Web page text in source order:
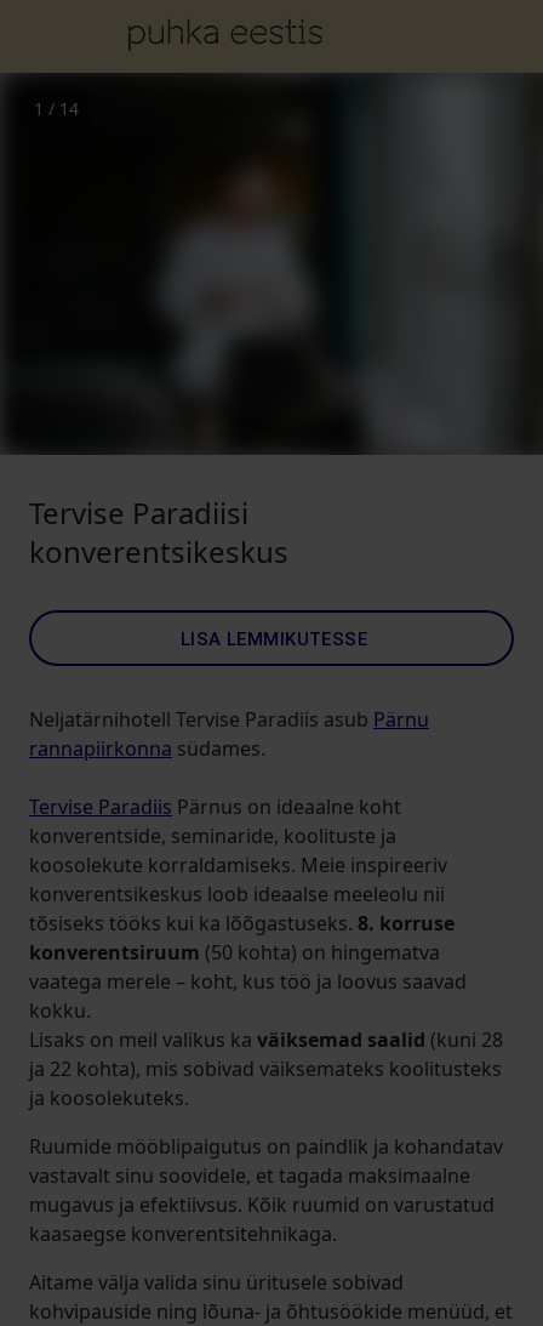
1 / 14
Tervise Paradiisi
konverentsikeskus
LISA LEMMIKUTESSE
Neljatärnihotell Tervise Paradiis asub Pärnu
rannapiirkonna südames.
Tervise Paradiis Pärnus on ideaalne koht
konverentside, seminaride, koolituste ja
koosolekute korraldamiseks. Meie inspireeriv
konverentsikeskus loob ideaalse meeleolu nii
tõsiseks tööks kui ka lõõgastuseks. 8. korruse
konverentsiruum (50 kohta) on hingematva
vaatega merele – koht, kus töö ja loovus saavad
kokku.
Lisaks on meil valikus ka väiksemad saalid (kuni 28
ja 22 kohta), mis sobivad väiksemateks koolitusteks
ja koosolekuteks.
Ruumide mööblipaigutus on paindlik ja kohandatav
vastavalt sinu soovidele, et tagada maksimaalne
mugavus ja efektiivsus. Kõik ruumid on varustatud
kaasaegse konverentsitehnikaga.
Aitame välja valida sinu üritusele sobivad
kohvipauside ning lõuna- ja õhtusöökide menüüd, et